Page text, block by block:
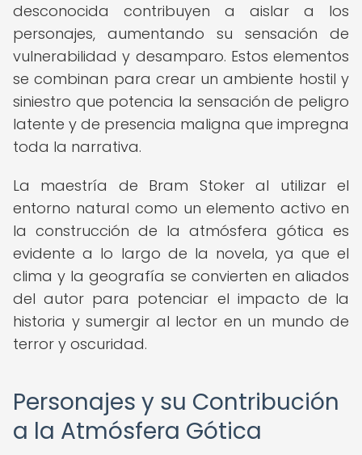
desconocida contribuyen a aislar a los
personajes, aumentando su sensación de
vulnerabilidad y desamparo. Estos elementos
se combinan para crear un ambiente hostil y
siniestro que potencia la sensación de peligro
latente y de presencia maligna que impregna
toda la narrativa.
La maestría de Bram Stoker al utilizar el
entorno natural como un elemento activo en
la construcción de la atmósfera gótica es
evidente a lo largo de la novela, ya que el
clima y la geografía se convierten en aliados
del autor para potenciar el impacto de la
historia y sumergir al lector en un mundo de
terror y oscuridad.
Personajes y su Contribución
a la Atmósfera Gótica